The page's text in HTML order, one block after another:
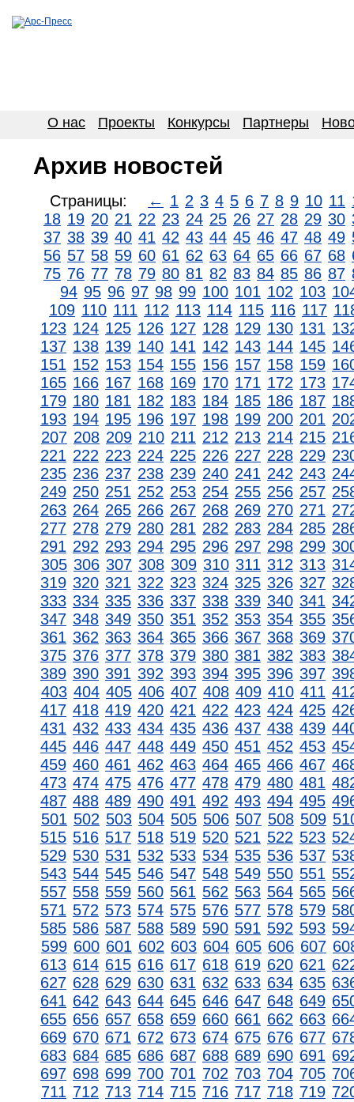
О нас Проекты Конкурсы Партнеры
Архив новостей
Страницы: ← 1 2 3 4 5 6 7 8 9 10 11
18 19 20 21 22 23 24 25 26 27 28 29 30
37 38 39 40 41 42 43 44 45 46 47 48 49
56 57 58 59 60 61 62 63 64 65 66 67 68
75 76 77 78 79 80 81 82 83 84 85 86 87
94 95 96 97 98 99 100 101 102 103
109 110 111 112 113 114 115 116 117
123 124 125 126 127 128 129 130 131
137 138 139 140 141 142 143 144 145
151 152 153 154 155 156 157 158 159
165 166 167 168 169 170 171 172 173
179 180 181 182 183 184 185 186 187
193 194 195 196 197 198 199 200 201
207 208 209 210 211 212 213 214 215
221 222 223 224 225 226 227 228 229
235 236 237 238 239 240 241 242 243
249 250 251 252 253 254 255 256 257
263 264 265 266 267 268 269 270 271
277 278 279 280 281 282 283 284 285
291 292 293 294 295 296 297 298 299
305 306 307 308 309 310 311 312 313
319 320 321 322 323 324 325 326 327
333 334 335 336 337 338 339 340 341
347 348 349 350 351 352 353 354 355
361 362 363 364 365 366 367 368 369
375 376 377 378 379 380 381 382 383
389 390 391 392 393 394 395 396 397
403 404 405 406 407 408 409 410 411
417 418 419 420 421 422 423 424 425
431 432 433 434 435 436 437 438 439
445 446 447 448 449 450 451 452 453
459 460 461 462 463 464 465 466 467
473 474 475 476 477 478 479 480 481
487 488 489 490 491 492 493 494 495
501 502 503 504 505 506 507 508 509
515 516 517 518 519 520 521 522 523
529 530 531 532 533 534 535 536 537
543 544 545 546 547 548 549 550 551
557 558 559 560 561 562 563 564 565
571 572 573 574 575 576 577 578 579
585 586 587 588 589 590 591 592 593
599 600 601 602 603 604 605 606 607
613 614 615 616 617 618 619 620 621
627 628 629 630 631 632 633 634 635
641 642 643 644 645 646 647 648 649
655 656 657 658 659 660 661 662 663
669 670 671 672 673 674 675 676 677
683 684 685 686 687 688 689 690 691
697 698 699 700 701 702 703 704 705
711 712 713 714 715 716 717 718 719